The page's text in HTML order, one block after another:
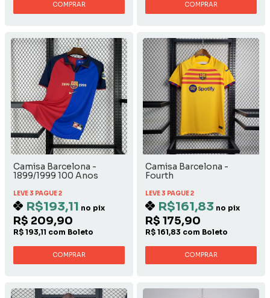
COMPRAR COMPRAR
Camisa Barcelona -
1899/1999 100 Anos
LEVE 3 PAGUE 2
R$193,11 no pix
R$ 209,90
R$ 193,11 com Boleto
COMPRAR
Camisa Barcelona -
Fourth
LEVE 3 PAGUE 2
R$161,83 no pix
R$ 175,90
R$ 161,83 com Boleto
COMPRAR